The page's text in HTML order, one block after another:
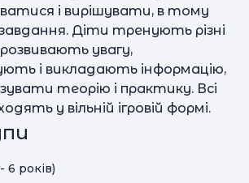
і вирішувати, в тому
завдання. Діти тренують різні
увагу,
і викладають інформацію,
теорію і практику. Всі
у вільній ігровій формі.
6 років)